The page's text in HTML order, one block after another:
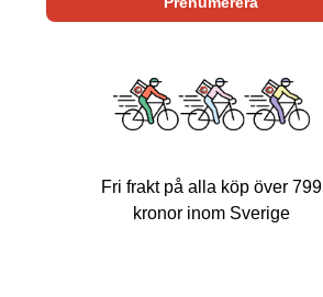
Fri frakt på alla köp över 799
kronor inom Sverige